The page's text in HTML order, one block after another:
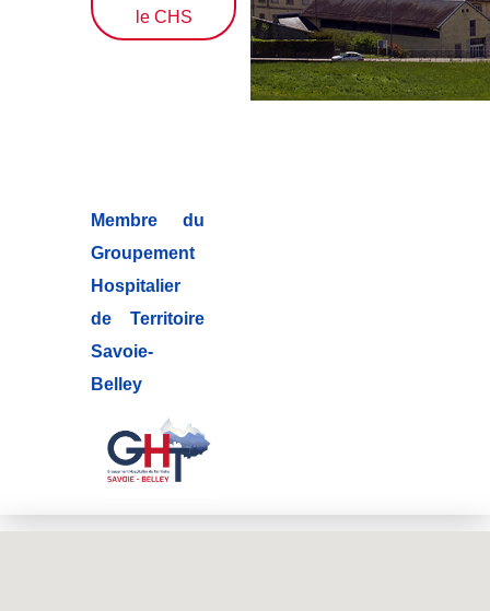
le CHS
Membre du
Groupement
Hospitalier
de Territoire
Savoie-
Belley